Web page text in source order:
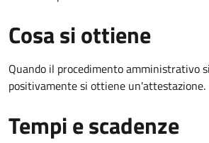
Cosa si ottiene
Quando il procedimento amministrativo
positivamente si ottiene un'attestazione.
Tempi e scadenze